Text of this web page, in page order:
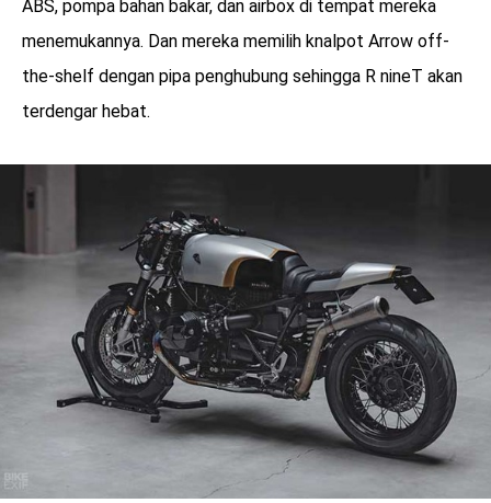
ABS, pompa bahan bakar, dan airbox di tempat mereka
menemukannya. Dan mereka memilih knalpot Arrow off-
the-shelf dengan pipa penghubung sehingga R nineT akan
terdengar hebat.